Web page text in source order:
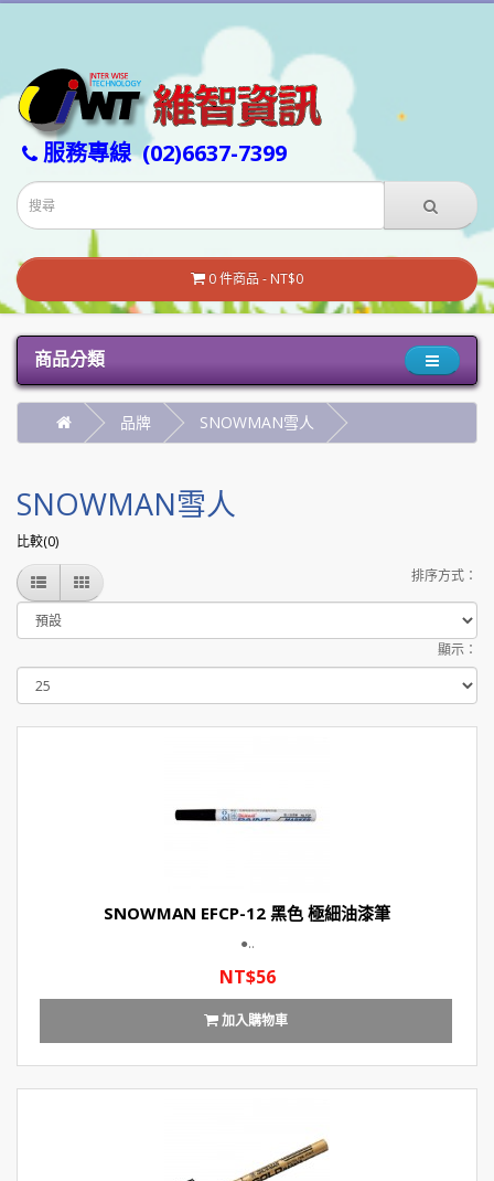
服務專線(02)6637-7399
0 件商品 - NT$0
商品分類
品牌 SNOWMAN雪人
SNOWMAN雪人
比較(0)
排序方式：
顯示：
SNOWMAN EFCP-12 黑色 極細油漆筆
●..
NT$56
加入購物車